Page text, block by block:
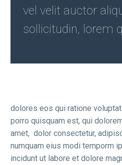
vel velit auctor
sollicitudin, lorem
dolores eos qui ratione
porro quisquam est, qui
amet, dolor consectetur,
numquam eius modi temporm
incidunt ut labore et dolore